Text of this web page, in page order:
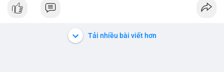
Tải nhiều bài viết hơn